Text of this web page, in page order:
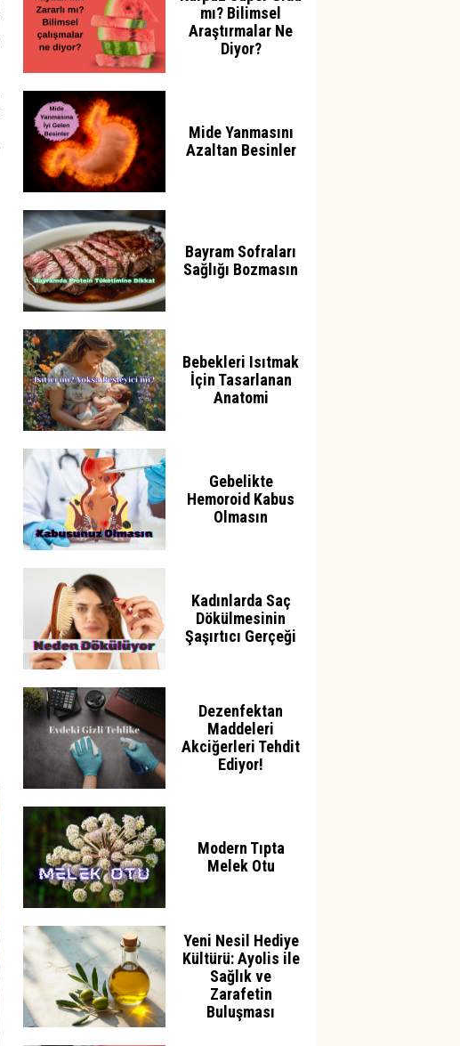
mı? Bilimsel
Araştırmalar Ne
Diyor?
Mide Yanmasını
Azaltan Besinler
Bayram Sofraları
Sağlığı Bozmasın
Bebekleri Isıtmak
İçin Tasarlanan
Anatomi
Gebelikte
Hemoroid Kabus
Olmasın
Kadınlarda Saç
Dökülmesinin
Şaşırtıcı Gerçeği
Dezenfektan
Maddeleri
Akciğerleri Tehdit
Ediyor!
Modern Tıpta
Melek Otu
Yeni Nesil Hediye
Kültürü: Ayolis ile
Sağlık ve
Zarafetin
Buluşması